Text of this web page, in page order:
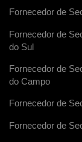
Fornecedor de
Fornecedor de
do Sul
Fornecedor de
do Campo
Fornecedor de
Fornecedor de